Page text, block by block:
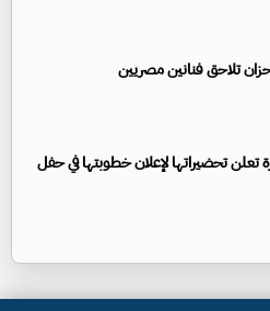
تلاحق فنانين مصريين
تعلن تحضيراتها لإعلان خطوبتها في حفل